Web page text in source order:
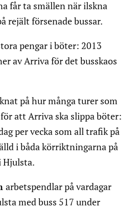
får ta smällen när ilskna
rejält försenade bussar.
pengar i böter: 2013
av Arriva för det busskaos
på hur många turer som
att Arriva ska slippa böter:
per vecka som all trafik på
i båda körriktningarna på
Hjulsta.
arbetspendlar på vardagar
med buss 517 under